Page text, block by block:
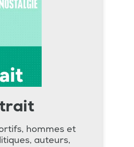
hommes et
auteurs,